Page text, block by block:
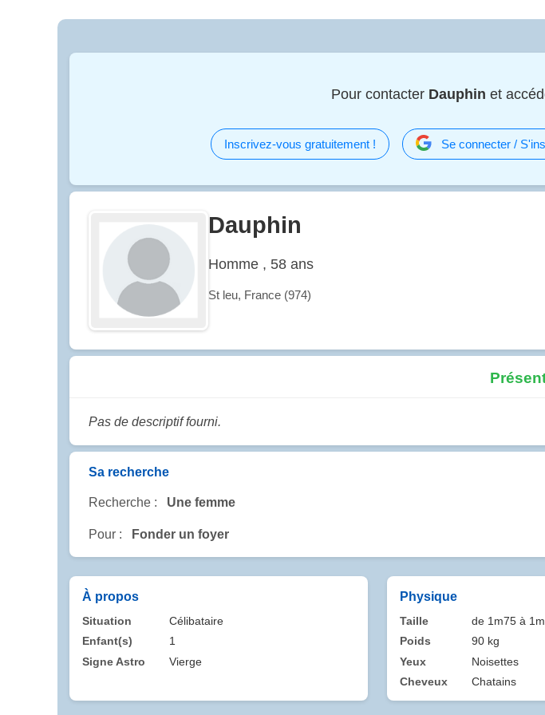
Pour contacter Dauphin et
Inscrivez-vous gratuitement ! Se connecter /
Dauphin
Homme , 58 ans
St leu, France (974)
Pas de descriptif fourni.
Sa recherche
Recherche : Une femme
Pour : Fonder un foyer
À propos
Situation
Célibataire
Enfant(s)
1
Signe Astro
Vierge
Physique
Taille
de 1m75 à
Poids
90 kg
Yeux
Noisettes
Cheveux
Chatains